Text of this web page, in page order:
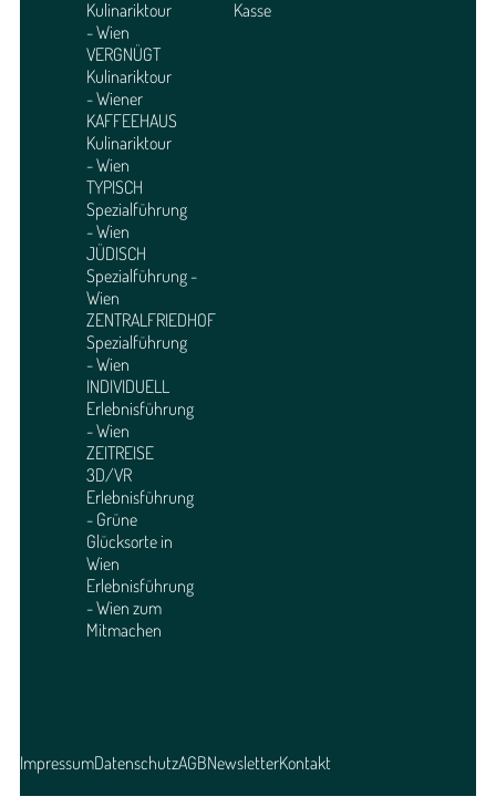
Kulinariktour
- Wien
VERGNÜGT
Kulinariktour
- Wiener
KAFFEEHAUS
Kulinariktour
- Wien
TYPISCH
Spezialführung
- Wien
JÜDISCH
Spezialführung -
Wien
ZENTRALFRIEDHOF
Spezialführung
- Wien
INDIVIDUELL
Erlebnisführung
- Wien
ZEITREISE
3D/VR
Erlebnisführung
- Grüne
Glücksorte in
Wien
Erlebnisführung
- Wien zum
Mitmachen
Kasse
ImpressumDatenschutzAGBNewsletterKontakt